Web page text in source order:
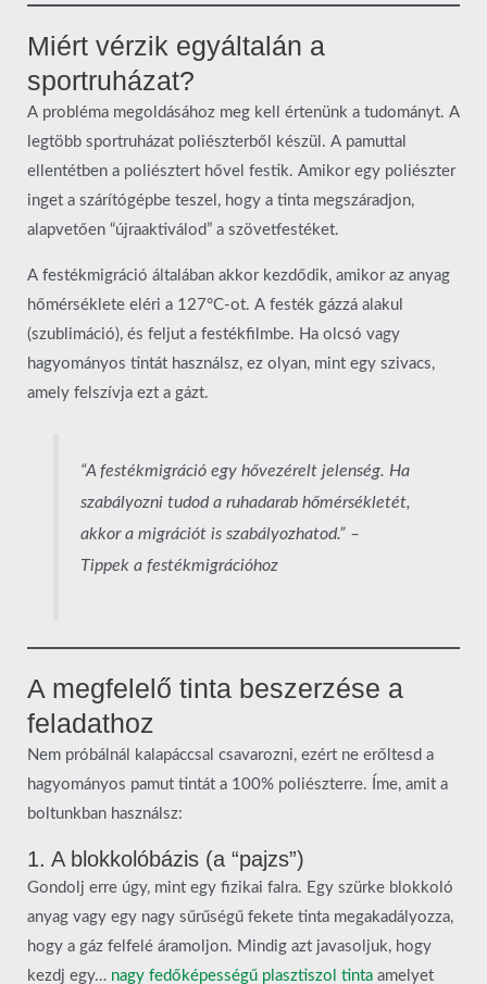
Miért vérzik egyáltalán a
sportruházat?
A probléma megoldásához meg kell értenünk a tudományt. A
legtöbb sportruházat poliészterből készül. A pamuttal
ellentétben a poliésztert hővel festik. Amikor egy poliészter
inget a szárítógépbe teszel, hogy a tinta megszáradjon,
alapvetően “újraaktiválod” a szövetfestéket.
A festékmigráció általában akkor kezdődik, amikor az anyag
hőmérséklete eléri a 127°C-ot. A festék gázzá alakul
(szublimáció), és feljut a festékfilmbe. Ha olcsó vagy
hagyományos tintát használsz, ez olyan, mint egy szivacs,
amely felszívja ezt a gázt.
“A festékmigráció egy hővezérelt jelenség. Ha
szabályozni tudod a ruhadarab hőmérsékletét,
akkor a migrációt is szabályozhatod.” –
Tippek a festékmigrációhoz
A megfelelő tinta beszerzése a
feladathoz
Nem próbálnál kalapáccsal csavarozni, ezért ne erőltesd a
hagyományos pamut tintát a 100% poliészterre. Íme, amit a
boltunkban használsz:
1. A blokkolóbázis (a “pajzs”)
Gondolj erre úgy, mint egy fizikai falra. Egy szürke blokkoló
anyag vagy egy nagy sűrűségű fekete tinta megakadályozza,
hogy a gáz felfelé áramoljon. Mindig azt javasoljuk, hogy
kezdj egy… nagy fedőképességű plasztiszol tinta amelyet